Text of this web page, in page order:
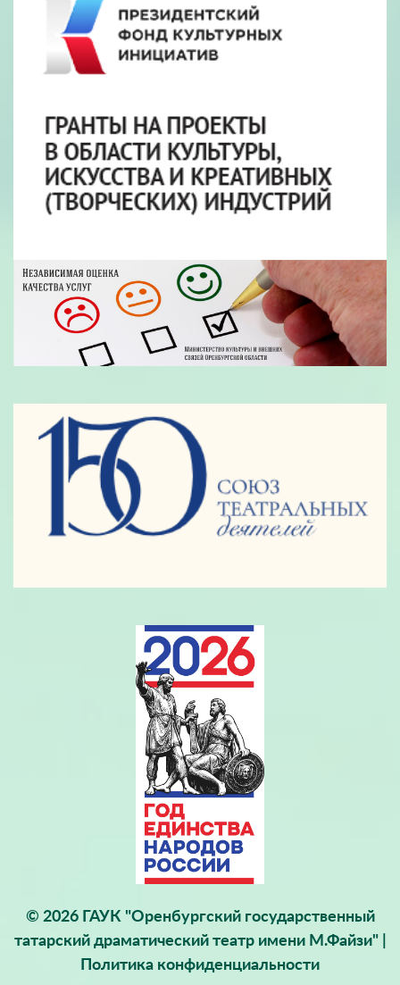
© 2026 ГАУК "Оренбургский государственный
татарский драматический театр имени М.Файзи" |
Политика конфиденциальности